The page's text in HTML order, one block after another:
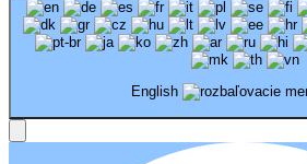
English